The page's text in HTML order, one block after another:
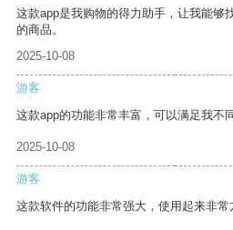
这款app是我购物的得力助手，让我能够
的商品。
2025-10-08
游客
这款app的功能非常丰富，可以满足我不
2025-10-08
游客
这款软件的功能非常强大，使用起来非常